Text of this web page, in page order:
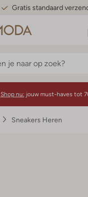
Gratis standaard
Shop nu: jouw must-haves tot
Sneakers Heren